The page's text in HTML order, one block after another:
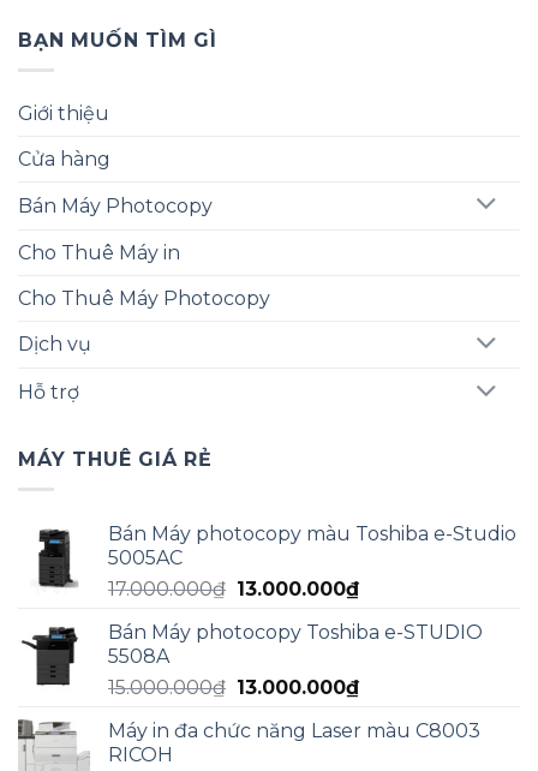
BẠN MUỐN TÌM GÌ
Giới thiệu
Cửa hàng
Bán Máy Photocopy
Cho Thuê Máy in
Cho Thuê Máy Photocopy
Dịch vụ
Hỗ trợ
MÁY THUÊ GIÁ RẺ
Bán Máy photocopy màu Toshiba e-Studio
5005AC
17.000.000₫ Giá
là:
13.000.000₫Giá
tại
13.000.000₫.
Bán Máy photocopy Toshiba e-STUDIO
5508A
15.000.000₫ Giá
là:
13.000.000₫Giá
tại
Máy in đa chức năng Laser màu C8003
RICOH